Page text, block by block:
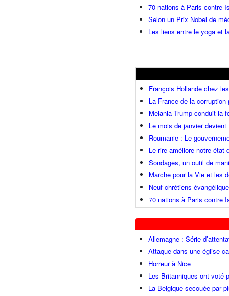
70 nations à Paris contre
Selon un Prix Nobel de
Les liens entre le yoga et
François Hollande chez
La France de la
Melania Trump conduit la
Le mois de janvier
Roumanie : Le
Le rire améliore notre état
Sondages, un outil de
Marche pour la Vie et les
Neuf chrétiens
70 nations à Paris contre
Allemagne : Série
Attaque dans une église
Horreur à Nice
Les Britanniques ont voté
La Belgique secouée par